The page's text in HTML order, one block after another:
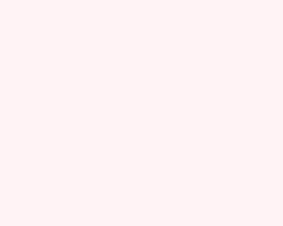
引用元：